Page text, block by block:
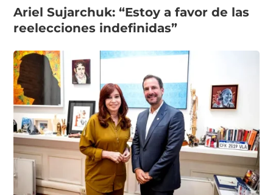
Ariel Sujarchuk: “Estoy a favor de las
reelecciones indefinidas”